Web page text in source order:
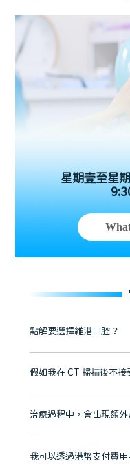
星期壹至星
點解要選擇維港口腔？
維港口腔踐行「醫道濟世」
牌」、「2025香港企業領
至今已服務超過三十個國家
市市民極高的口碑評價及信
有咨詢及服務保障中心，有
假如我在 CT 掃描後不
不會！只要未開始實際服務
治療過程中，會出現額
不會，治療前我們會詳細說
我可以透過港幣支付費用